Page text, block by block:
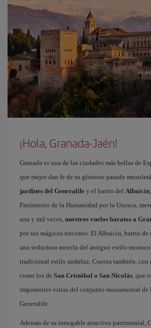
¡Hola, Granada-Jaén!
Granada es una de las ciudades más bellas de
que mejor dan fe de su glorioso pasado
jardines del Generalife y el barrio del Albaicín
Patrimonio de la Humanidad por la Unesco,
una y mil veces, nuestros vuelos baratos a
por sus mágicos rincones. El Albaicín, barrio de
una seductora mezcla del antiguo estilo
tradicional estilo andaluz. Cuenta también, con
como los de San Cristóbal o San Nicolás, que
imponentes vistas del conjunto monumental de
Generalife.
Además de su innegable atractivo patrimonial,